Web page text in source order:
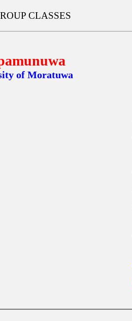
CLASSES
of Moratuwa